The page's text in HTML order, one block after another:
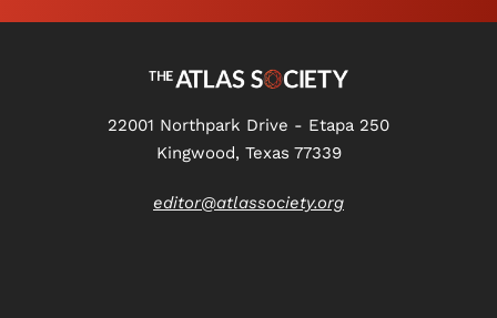
22001 Northpark Drive - Etapa 250
Kingwood, Texas 77339
editor@atlassociety.org